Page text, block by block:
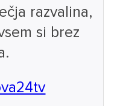
razvalina,
si brez